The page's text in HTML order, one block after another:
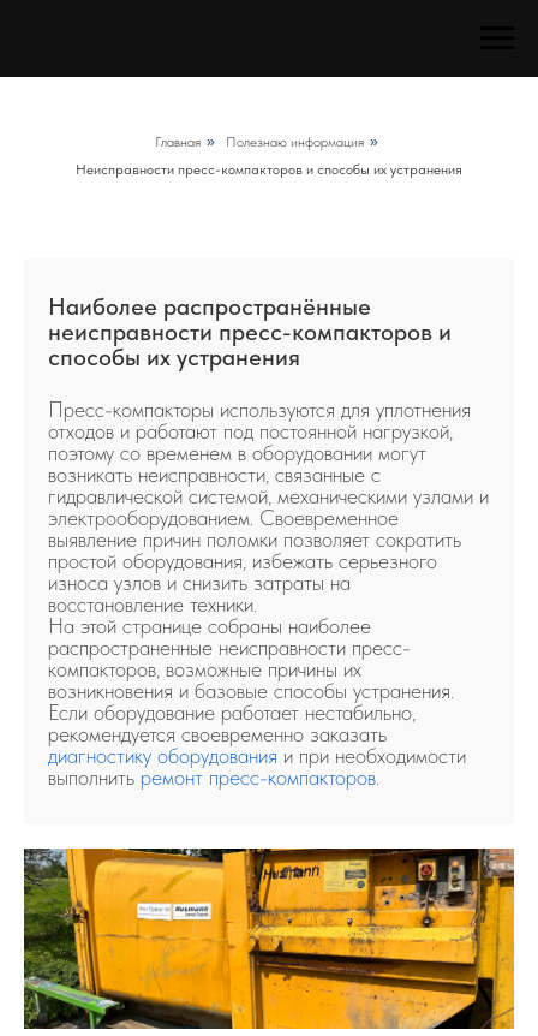
Главная » Полезнаю информация »
Неисправности пресс-компакторов и способы их устранения
Наиболее распространённые
неисправности пресс-компакторов и
способы их устранения
Пресс-компакторы используются для уплотнения
отходов и работают под постоянной нагрузкой,
поэтому со временем в оборудовании могут
возникать неисправности, связанные с
гидравлической системой, механическими узлами и
электрооборудованием. Своевременное
выявление причин поломки позволяет сократить
простой оборудования, избежать серьезного
износа узлов и снизить затраты на
восстановление техники.
На этой странице собраны наиболее
распространенные неисправности пресс-
компакторов, возможные причины их
возникновения и базовые способы устранения.
Если оборудование работает нестабильно,
рекомендуется своевременно заказать
диагностику оборудования и при необходимости
выполнить ремонт пресс-компакторов